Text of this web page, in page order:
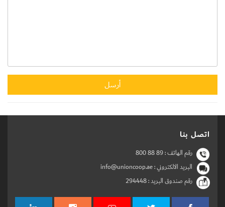
اتصل بنا
رقم الهاتف :800 88 89
البريد الالكتروني : info@unioncoop.ae
رقم صندوق البريد :294448